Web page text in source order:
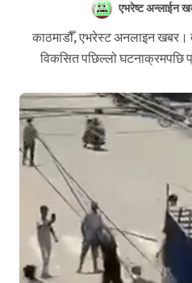
एभरेष्ट अन्लाईन
काठमाडौँ, एभरेस्ट अनलाइन खबर। तराई–मधेशका विभिन्न जिल्लामा
विकसित पछिल्लो घटनाक्रमपछि